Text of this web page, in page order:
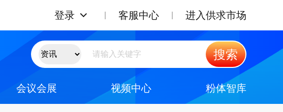
登录 客服中心 进入供求市场
搜索
会议会展 视频中心 粉体智库